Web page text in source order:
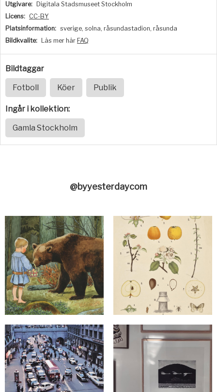
Utgivare:
Digitala Stadsmuseet Stockholm
Licens: CC-BY
Platsinformation: sverige, solna, råsundastadion, råsunda
Bildkvalite:
Läs mer här FAQ
Bildtaggar
Fotboll Köer Publik
Ingår i kollektion:
Gamla Stockholm
@byyesterdaycom